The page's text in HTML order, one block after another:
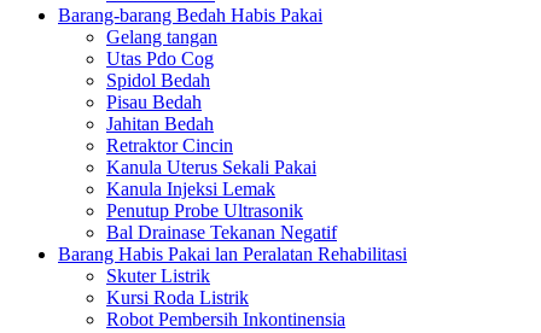
Barang-barang Bedah Habis Pakai
Gelang tangan
Utas Pdo Cog
Spidol Bedah
Pisau Bedah
Jahitan Bedah
Retraktor Cincin
Kanula Uterus Sekali Pakai
Kanula Injeksi Lemak
Penutup Probe Ultrasonik
Bal Drainase Tekanan Negatif
Barang Habis Pakai lan Peralatan Rehabilitasi
Skuter Listrik
Kursi Roda Listrik
Robot Pembersih Inkontinensia